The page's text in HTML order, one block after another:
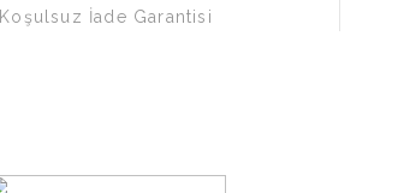
Koşulsuz İade Garantisi